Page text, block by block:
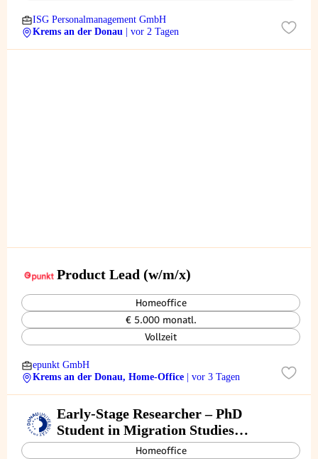
ISG Personalmanagement GmbH
Krems an der Donau
| vor 2 Tagen
Product Lead (w/m/x)
Homeoffice
€ 5.000 monatl.
Vollzeit
epunkt GmbH
Krems an der Donau, Home-Office
| vor 3 Tagen
Early-Stage Researcher – PhD
Student in Migration Studies
(m/f/d), SB26-0079
Homeoffice